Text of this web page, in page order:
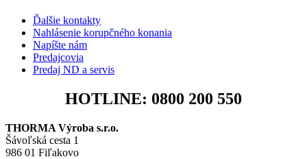
Ďalšie kontakty
Nahlásenie korupčného konania
Napíšte nám
Predajcovia
Predaj ND a servis
HOTLINE: 0800 200 550
THORMA Výroba s.r.o.
Šávoľská cesta 1
986 01 Fiľakovo